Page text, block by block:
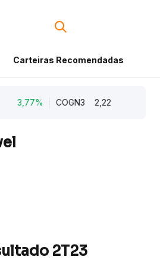
Carteiras Recomendadas
3,77% COGN3 2,22
2T23